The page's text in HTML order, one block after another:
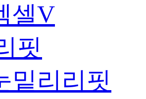
셀V
핏
밑리리핏